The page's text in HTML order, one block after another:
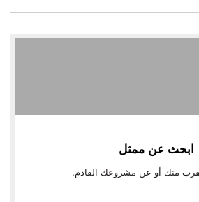
ابحث عن ممثل
منك أو عن مشروعك القادم.